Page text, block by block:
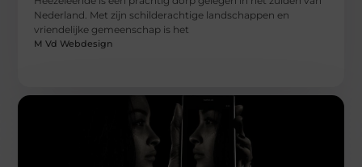
Nederland. Met zijn schilderachtige landschappen en
vriendelijke gemeenschap is het
M Vd Webdesign